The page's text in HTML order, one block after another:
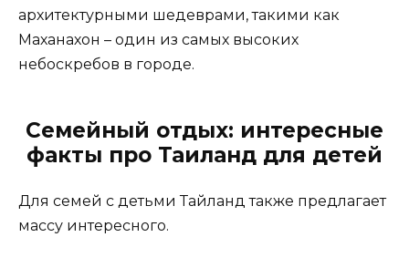
архитектурными шедеврами, такими как
Маханахон – один из самых высоких
небоскребов в городе.
Семейный отдых: интересные
факты про Таиланд для детей
Для семей с детьми Тайланд также предлагает
массу интересного.